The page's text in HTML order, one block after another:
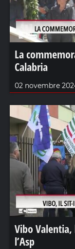
La
Calabria
02 novembre
Vibo
l’Asp